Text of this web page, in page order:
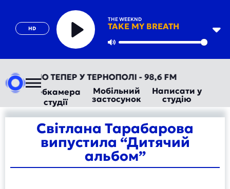
HD
THE WEEKND
TAKE MY BREATH
Play
ТЕПЕР У ТЕРНОПОЛІ - 98,6 FM
Вебкамера
студії
Мобільний
застосунок
Написати у
студію
Світлана Тарабарова
випустила “Дитячий
альбом”